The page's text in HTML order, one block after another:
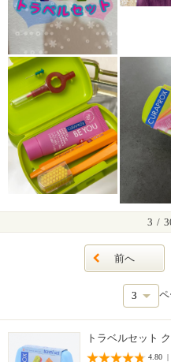
3 /
前へ
トラベルセット
4.80 |